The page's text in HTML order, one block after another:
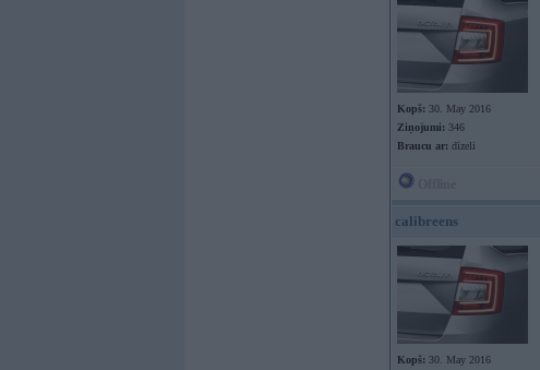
Kopš: 30. May 2016
Ziņojumi: 346
Braucu ar: dīzeli
calibreens
Kopš: 30. May 2016